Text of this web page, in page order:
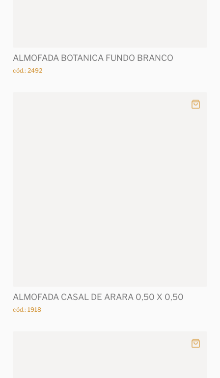
ALMOFADA BOTANICA FUNDO BRANCO
cód.: 2492
ALMOFADA CASAL DE ARARA 0,50 X 0,50
cód.: 1918